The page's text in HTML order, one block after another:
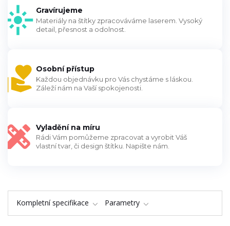
Gravírujeme
Materiály na štítky zpracováváme laserem. Vysoký
detail, přesnost a odolnost.
Osobní přístup
Každou objednávku pro Vás chystáme s láskou.
Záleží nám na Vaší spokojenosti.
Vyladění na míru
Rádi Vám pomůžeme zpracovat a vyrobit Váš
vlastní tvar, či design štítku. Napište nám.
Kompletní specifikace Parametry